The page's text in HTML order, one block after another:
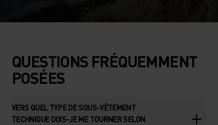
QUESTIONS FRÉQUEMMENT
POSÉES
VERS QUEL TYPE DE SOUS-VÊTEMENT
TECHNIQUE DOIS-JE ME TOURNER SELON